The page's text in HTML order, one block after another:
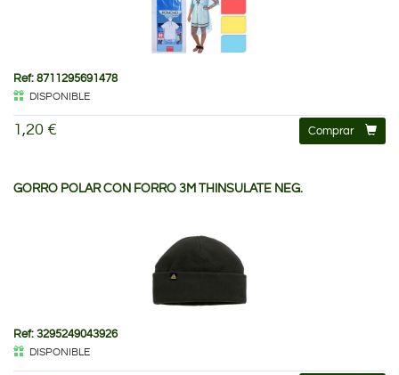
Ref: 8711295691478
DISPONIBLE
1,20 € Comprar
GORRO POLAR CON FORRO 3M THINSULATE NEG.
Ref: 3295249043926
DISPONIBLE